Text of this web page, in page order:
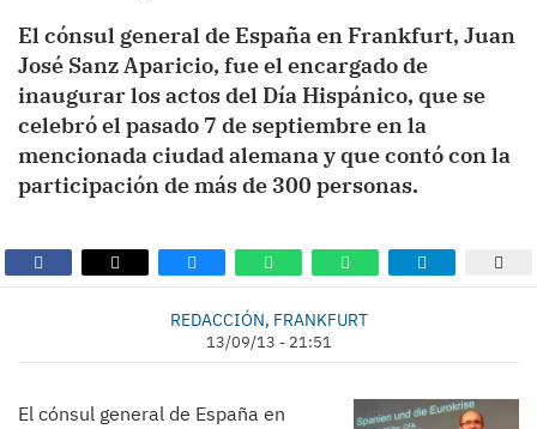
El cónsul general de España en Frankfurt, Juan
José Sanz Aparicio, fue el encargado de
inaugurar los actos del Día Hispánico, que se
celebró el pasado 7 de septiembre en la
mencionada ciudad alemana y que contó con la
participación de más de 300 personas.
REDACCIÓN, FRANKFURT
13/09/13 - 21:51
El cónsul general de España en